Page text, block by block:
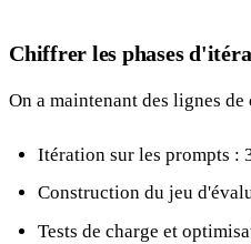
Chiffrer les phases
On a maintenant des lignes
Itération sur les prompts :
Construction du jeu
Tests de charge et